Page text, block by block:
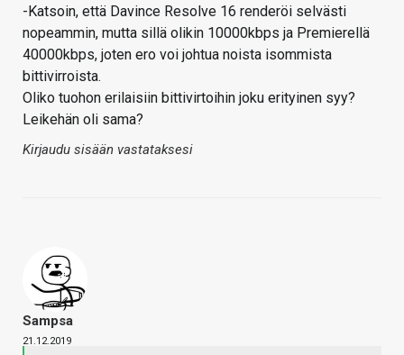
-Katsoin, että Davince Resolve 16 renderöi selvästi
nopeammin, mutta sillä olikin 10000kbps ja Premierellä
40000kbps, joten ero voi johtua noista isommista
bittivirroista.
Oliko tuohon erilaisiin bittivirtoihin joku erityinen syy?
Leikehän oli sama?
Kirjaudu sisään vastataksesi
Sampsa
21.12.2019